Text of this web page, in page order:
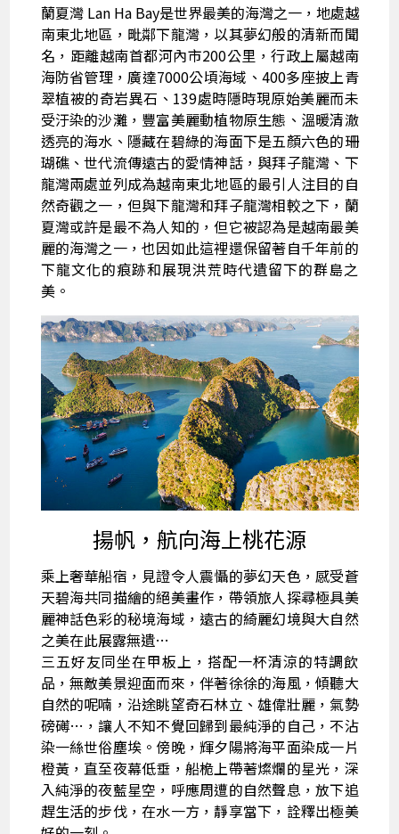
蘭夏灣 Lan Ha Bay是世界最美的海灣之一，地處越
南東北地區，毗鄰下龍灣，以其夢幻般的清新而聞
名，距離越南首都河內市200公里，行政上屬越南
海防省管理，廣達7000公頃海域、400多座披上青
翠植被的奇岩異石、139處時隱時現原始美麗而未
受汙染的沙灘，豐富美麗動植物原生態、溫暖清澈
透亮的海水、隱藏在碧綠的海面下是五顏六色的珊
瑚礁、世代流傳遠古的愛情神話，與拜子龍灣、下
龍灣兩處並列成為越南東北地區的最引人注目的自
然奇觀之一，但與下龍灣和拜子龍灣相較之下，蘭
夏灣或許是最不為人知的，但它被認為是越南最美
麗的海灣之一，也因如此這裡還保留著自千年前的
下龍文化的痕跡和展現洪荒時代遺留下的群島之
美。
揚帆，航向海上桃花源
乘上奢華船宿，見證令人震懾的夢幻天色，感受蒼
天碧海共同描繪的絕美畫作，帶領旅人探尋極具美
麗神話色彩的秘境海域，遠古的綺麗幻境與大自然
之美在此展露無遺…
三五好友同坐在甲板上，搭配一杯清涼的特調飲
品，無敵美景迎面而來，伴著徐徐的海風，傾聽大
自然的呢喃，沿途眺望奇石林立、雄偉壯麗，氣勢
磅礡…，讓人不知不覺回歸到最純淨的自己，不沾
染一絲世俗塵埃。傍晚，輝夕陽將海平面染成一片
橙黃，直至夜幕低垂，船桅上帶著燦爛的星光，深
入純淨的夜藍星空，呼應周遭的自然聲息，放下追
趕生活的步伐，在水一方，靜享當下，詮釋出極美